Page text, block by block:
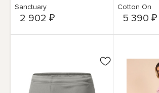
Sanctuary
2 902 ₽
Cotton On
5 390 ₽